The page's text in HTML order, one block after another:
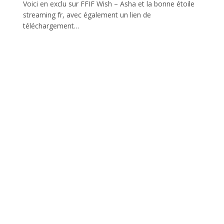
Voici en exclu sur FFIF Wish – Asha et la bonne étoile
streaming fr, avec également un lien de
téléchargement…